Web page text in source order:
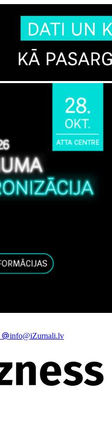
info@iZurnali.lv